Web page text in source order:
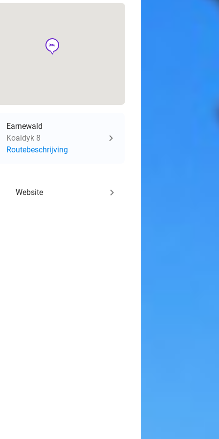
hotel
Earnewald
Koaidyk 8
Routebeschrijving
Website keyboard_arrow_right